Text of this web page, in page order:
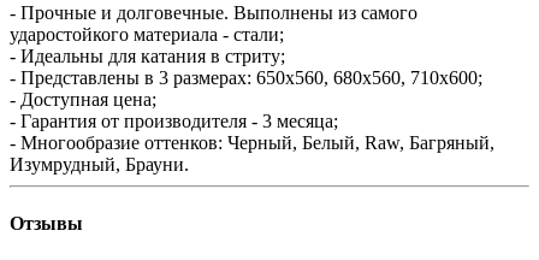
- Прочные и долговечные. Выполнены из самого
ударостойкого материала - стали;
- Идеальны для катания в стриту;
- Представлены в 3 размерах: 650х560, 680х560, 710х600;
- Доступная цена;
- Гарантия от производителя - 3 месяца;
- Многообразие оттенков: Черный, Белый, Raw, Багряный,
Изумрудный, Брауни.
Отзывы